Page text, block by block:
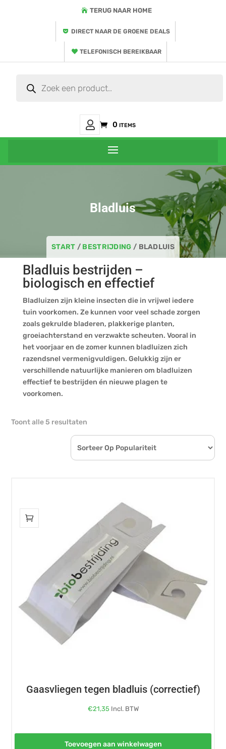
TERUG NAAR HOME
DIRECT NAAR DE GROENE DEALS
TELEFONISCH BEREIKBAAR
zoeken
Mijn
0 items
Bladluis
START / BESTRIJDING / BLADLUIS
Bladluis bestrijden –
biologisch en effectief
Bladluizen zijn kleine insecten die in vrijwel iedere
tuin voorkomen. Ze kunnen voor veel schade zorgen
zoals gekrulde bladeren, plakkerige planten,
groeiachterstand en verzwakte scheuten. Vooral in
het voorjaar en de zomer kunnen bladluizen zich
razendsnel vermenigvuldigen. Gelukkig zijn er
verschillende natuurlijke manieren om bladluizen
effectief te bestrijden én nieuwe plagen te
voorkomen.
Toont alle 5 resultaten
op
populariteit
Gaasvliegen tegen bladluis (correctief)
€21,35 Incl. BTW
Toevoegen aan winkelwagen